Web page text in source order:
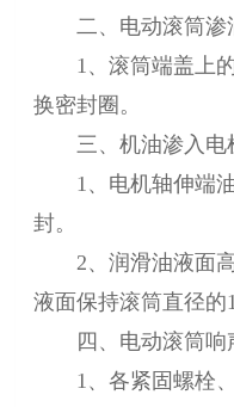
二、电动滚筒渗
1、滚筒端盖上的
换密封圈。
三、机油渗入电
1、电机轴伸端油
封。
2、润滑油液面高
液面保持滚筒直径的
四、电动滚筒响
1、各紧固螺栓、